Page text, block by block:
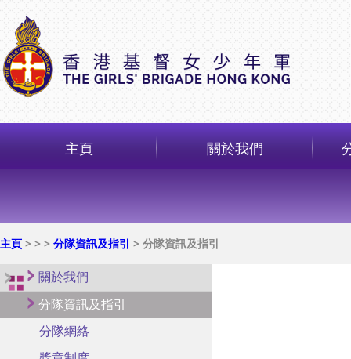
主頁 關於我們
主頁 > > > 分隊資訊及指引 > 分隊資訊及指引
關於我們
分隊資訊及指引
分隊網絡